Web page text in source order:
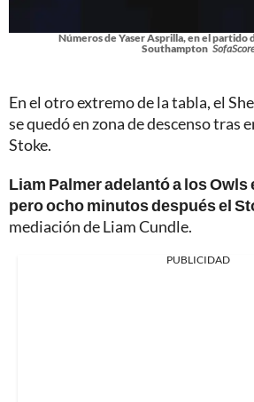
Números de Yaser Asprilla, en el
Southampton
En el otro extremo de la tabla, el
se quedó en zona de descenso tras
Stoke.
Liam Palmer adelantó a los Owls
pero ocho minutos después el
mediación de Liam Cundle.
PUBLICIDAD